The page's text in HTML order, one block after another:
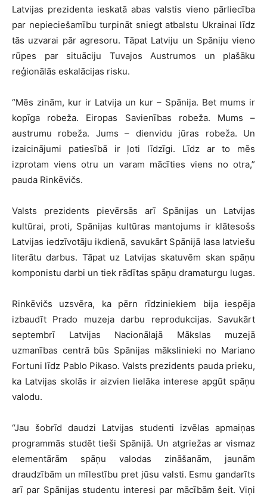
Latvijas prezidenta ieskatā abas valstis vieno pārliecība
par nepieciešamību turpināt sniegt atbalstu Ukrainai līdz
tās uzvarai pār agresoru. Tāpat Latviju un Spāniju vieno
rūpes par situāciju Tuvajos Austrumos un plašāku
reģionālās eskalācijas risku.
“Mēs zinām, kur ir Latvija un kur – Spānija. Bet mums ir
kopīga robeža. Eiropas Savienības robeža. Mums –
austrumu robeža. Jums – dienvidu jūras robeža. Un
izaicinājumi patiesībā ir ļoti līdzīgi. Līdz ar to mēs
izprotam viens otru un varam mācīties viens no otra,”
pauda Rinkēvičs.
Valsts prezidents pievērsās arī Spānijas un Latvijas
kultūrai, proti, Spānijas kultūras mantojums ir klātesošs
Latvijas iedzīvotāju ikdienā, savukārt Spānijā lasa latviešu
literātu darbus. Tāpat uz Latvijas skatuvēm skan spāņu
komponistu darbi un tiek rādītas spāņu dramaturgu lugas.
Rinkēvičs uzsvēra, ka pērn rīdziniekiem bija iespēja
izbaudīt Prado muzeja darbu reprodukcijas. Savukārt
septembrī Latvijas Nacionālajā Mākslas muzejā
uzmanības centrā būs Spānijas mākslinieki no Mariano
Fortuni līdz Pablo Pikaso. Valsts prezidents pauda prieku,
ka Latvijas skolās ir aizvien lielāka interese apgūt spāņu
valodu.
“Jau šobrīd daudzi Latvijas studenti izvēlas apmaiņas
programmās studēt tieši Spānijā. Un atgriežas ar vismaz
elementārām spāņu valodas zināšanām, jaunām
draudzībām un mīlestību pret jūsu valsti. Esmu gandarīts
arī par Spānijas studentu interesi par mācībām šeit. Viņi